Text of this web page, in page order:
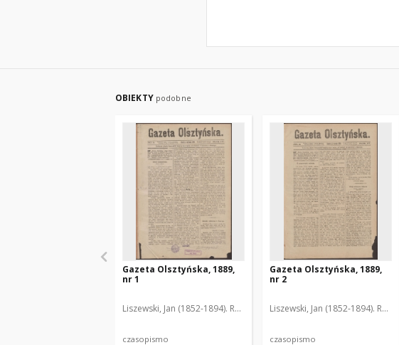
OBIEKTY podobne
Gazeta Olsztyńska, 1889,
nr 1
Liszewski, Jan (1852-1894). Red.
czasopismo
Gazeta Olsztyńska, 1889,
nr 2
Liszewski, Jan (1852-1894). Red.
czasopismo